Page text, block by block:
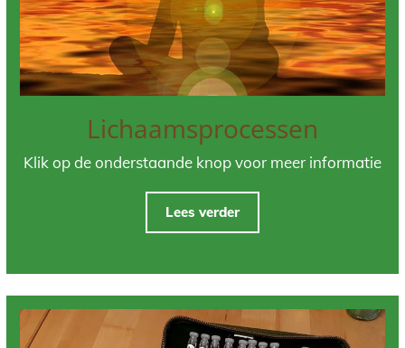
Lichaamsprocessen
Klik op de onderstaande knop voor meer informatie
Lees verder